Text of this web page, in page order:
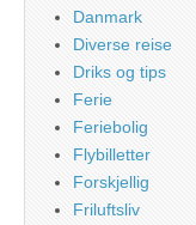
Danmark
Diverse reise
Driks og tips
Ferie
Feriebolig
Flybilletter
Forskjellig
Friluftsliv